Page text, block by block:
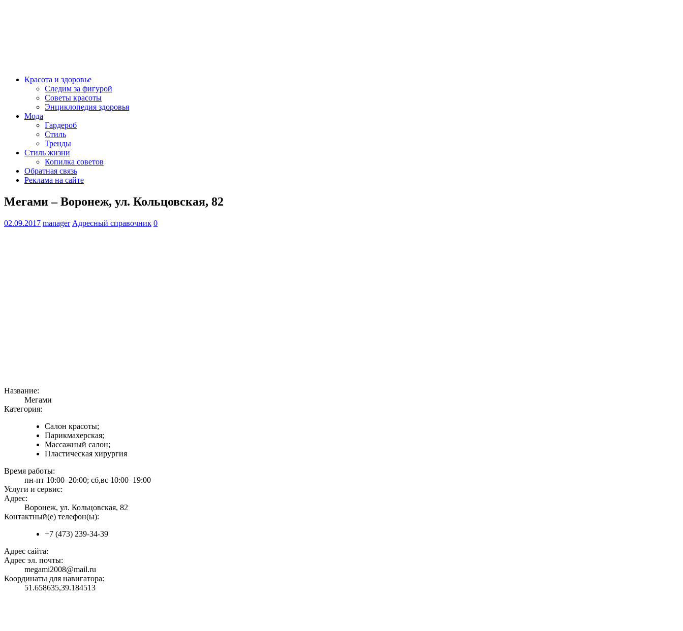
Красота и здоровье
Следим за фигурой
Советы красоты
Энциклопедия здоровья
Мода
Гардероб
Стиль
Тренды
Стиль жизни
Копилка советов
Обратная связь
Реклама на сайте
Мегами – Воронеж, ул. Кольцовская, 82
02.09.2017 manager Адресный справочник 0
Название:
Мегами
Категория:
Салон красоты;
Парикмахерская;
Массажный салон;
Пластическая хирургия
Время работы:
пн-пт 10:00–20:00; сб,вс 10:00–19:00
Услуги и сервис:
Адрес:
Воронеж, ул. Кольцовская, 82
Контактный(е) телефон(ы):
+7 (473) 239-34-39
Адрес сайта:
Адрес эл. почты:
megami2008@mail.ru
Координаты для навигатора:
51.658635,39.184513